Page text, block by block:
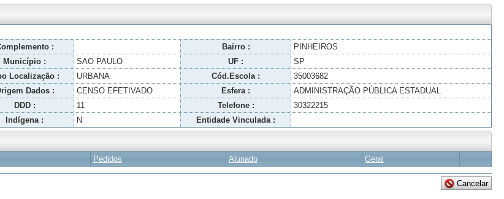
: Bairro :
PINHEIROS
Município : SAO PAULO UF :
SP
Localização : URBANA Cód.Escola :
35003682
Dados : CENSO EFETIVADO Esfera :
ADMINISTRAÇÃO PÚBLICA ESTADUAL
DDD : 11 Telefone :
30322215
Indígena : N Entidade Vinculada :
Pedidos Alunado Geral